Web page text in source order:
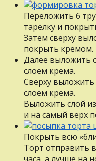
Переложить 6
тарелку и
Затем сверху
покрыть кремом.
Далее выложить
слоем крема.
Сверху выложить
слоем крема.
Выложить слой
и на самый верх
Покрыть всю
Торт отправить